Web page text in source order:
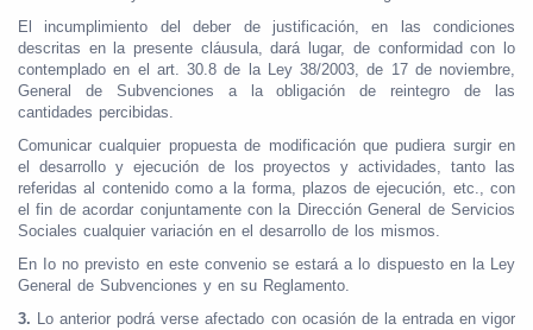
El incumplimiento del deber de justificación, en las condiciones
descritas en la presente cláusula, dará lugar, de conformidad con lo
contemplado en el art. 30.8 de la Ley 38/2003, de 17 de noviembre,
General de Subvenciones a la obligación de reintegro de las
cantidades percibidas.
Comunicar cualquier propuesta de modificación que pudiera surgir en
el desarrollo y ejecución de los proyectos y actividades, tanto las
referidas al contenido como a la forma, plazos de ejecución, etc., con
el fin de acordar conjuntamente con la Dirección General de Servicios
Sociales cualquier variación en el desarrollo de los mismos.
En Io no previsto en este convenio se estará a lo dispuesto en la Ley
General de Subvenciones y en su Reglamento.
3. Lo anterior podrá verse afectado con ocasión de la entrada en vigor